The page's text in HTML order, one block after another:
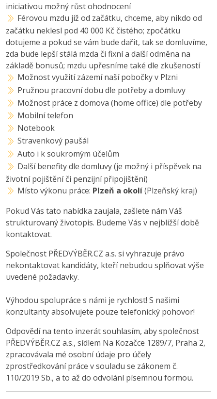
iniciativou možný růst ohodnocení
Férovou mzdu již od začátku, chceme, aby nikdo od
začátku neklesl pod 40 000 Kč čistého; zpočátku
dotujeme a pokud se vám bude dařit, tak se domluvíme,
zda bude lepší stálá mzda či fixní a další odměna na
základě bonusů; mzdu upřesníme také dle zkušeností
Možnost využití zázemí naší pobočky v Plzni
Pružnou pracovní dobu dle potřeby a domluvy
Možnost práce z domova (home office) dle potřeby
Mobilní telefon
Notebook
Stravenkový paušál
Auto i k soukromým účelům
Další benefity dle domluvy (je možný i příspěvek na
životní pojištění či penzijní připojištění)
Místo výkonu práce: Plzeň a okolí(Plzeňský kraj)
Pokud Vás tato nabídka zaujala, zašlete nám Váš
strukturovaný životopis. Budeme Vás v nejbližší době
kontaktovat.
Společnost PŘEDVÝBĚR.CZ a.s. si vyhrazuje právo
nekontaktovat kandidáty, kteří nebudou splňovat výše
uvedené požadavky.
Výhodou spolupráce s námi je rychlost! S našimi
konzultanty absolvujete pouze telefonický pohovor!
Odpovědí na tento inzerát souhlasím, aby společnost
PŘEDVÝBĚR.CZ a.s., sídlem Na Kozačce 1289/7, Praha 2,
zpracovávala mé osobní údaje pro účely
zprostředkování práce v souladu se zákonem č.
110/2019 Sb., a to až do odvolání písemnou formou.